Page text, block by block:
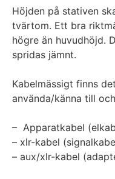
Höjden på stativen
tvärtom. Ett bra
högre än huvudhöjd.
spridas jämnt.
Kabelmässigt finns
använda/känna till
– Apparatkabel
– xlr-kabel
– aux/xlr-kabel